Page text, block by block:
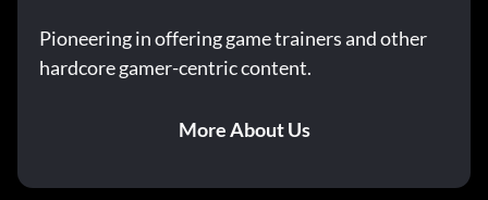
Pioneering in offering game trainers and other
hardcore gamer-centric content.
More About Us